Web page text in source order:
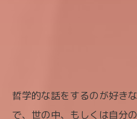
哲学的な話をするのが好き
で、世の中、もしくは自分